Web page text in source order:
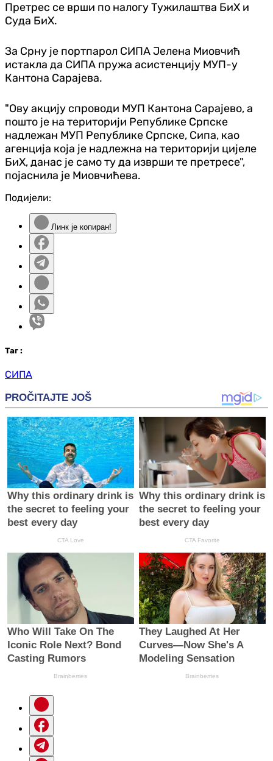
Претрес се врши по налогу Тужилаштва БиХ и
Суда БиХ.
За Срну је портпарол СИПА Јелена Миовчић
истакла да СИПА пружа асистенцију МУП-у
Кантона Сарајева.
"Ову акцију спроводи МУП Кантона Сарајево, а
пошто је на територији Републике Српске
надлежан МУП Републике Српске, Сипа, као
агенција која је надлежна на територији цијеле
БиХ, данас је само ту да изврши те претресе",
појаснила је Миовчићева.
Подијели:
Линк је копиран!
Таг :
СИПА